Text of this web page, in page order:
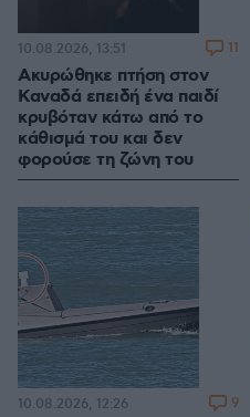
Ακυρώθηκε πτήση στον
Καναδά επειδή ένα παιδί
κρυβόταν κάτω από το
κάθισμά του και δεν
φορούσε τη ζώνη του
10.08.2026, 13:51 11
10.08.2026, 12:26 9